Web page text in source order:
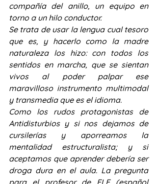
compañía del anillo, un equipo en
torno a un hilo conductor.
Se trata de usar la lengua cual tesoro
que es, y hacerlo como la madre
naturaleza los hizo: con todos los
sentidos en marcha, que se sientan
vivos al poder palpar ese
maravilloso instrumento multimodal
y transmedia que es el idioma.
Como los rudos protagonistas de
Antidisturbios y si nos dejamos de
cursilerías y aporreamos la
mentalidad estructuralista; y si
aceptamos que aprender debería ser
droga dura en el aula. La pregunta